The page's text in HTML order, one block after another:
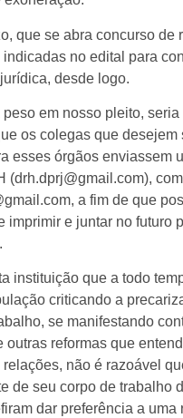
que se abra concurso de
indicadas no edital para
desde logo.
em nosso pleito, seria
os colegas que desejem
esses órgãos enviassem
(drh.dprj@gmail.com),
a fim de que
imprimir e juntar no futuro
instituição que a todo
criticando a
se manifestando
outras reformas que
relações, não é razoável
de seu corpo de trabalho
dar preferência a uma